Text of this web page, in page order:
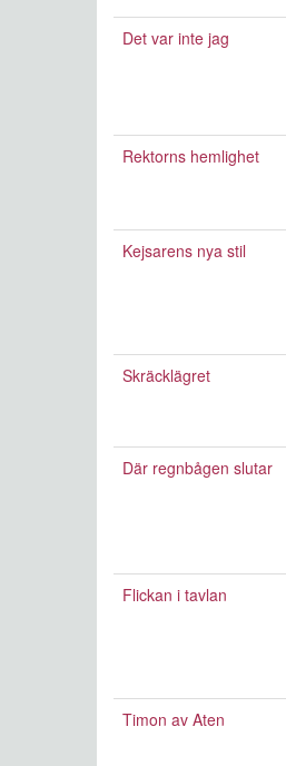
Det var inte jag
Rektorns hemlighet
Kejsarens nya stil
Skräcklägret
Där regnbågen slutar
Flickan i tavlan
Timon av Aten